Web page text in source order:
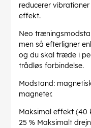
reducerer
effekt.
Neo
men så efterligner
og du skal træde i
trådløs forbindelse.
Modstand:
magneter.
Maksimal effekt (40
25 % Maksimalt